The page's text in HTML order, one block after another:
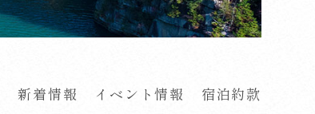
新着情報 イベント情報 宿泊約款